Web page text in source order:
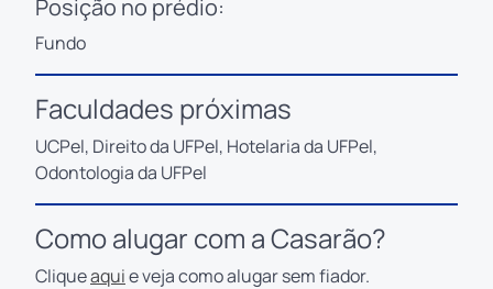
Posição no prédio:
Fundo
Faculdades próximas
UCPel, Direito da UFPel, Hotelaria da UFPel,
Odontologia da UFPel
Como alugar com a Casarão?
Cliqueaquie veja como alugar sem fiador.